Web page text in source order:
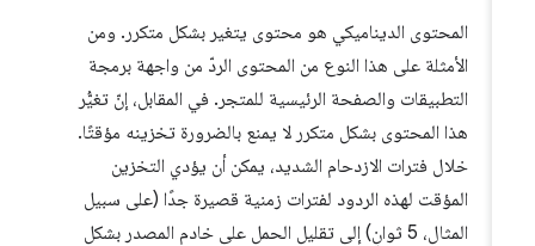
المحتوى الديناميكي هو محتوى يتغير بشكل متكرر. ومن
الأمثلة على هذا النوع من المحتوى الردّ من واجهة برمجة
التطبيقات والصفحة الرئيسية للمتجر. في المقابل، إنّ تغيُّر
هذا المحتوى بشكل متكرر لا يمنع بالضرورة تخزينه مؤقتًا.
خلال فترات الازدحام الشديد، يمكن أن يؤدي التخزين
المؤقت لهذه الردود لفترات زمنية قصيرة جدًا (على سبيل
المثال، 5 ثوانٍ) إلى تقليل الحمل على خادم المصدر بشكل